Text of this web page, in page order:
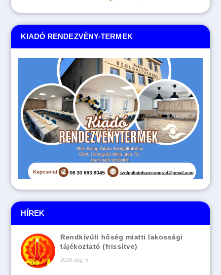
HÍREK
Rendkívüli hőség miatti lakossági
tájékoztató (frissítve)
2026 aug. 5
KIADÓ RENDEZVÉNY-TERMEK